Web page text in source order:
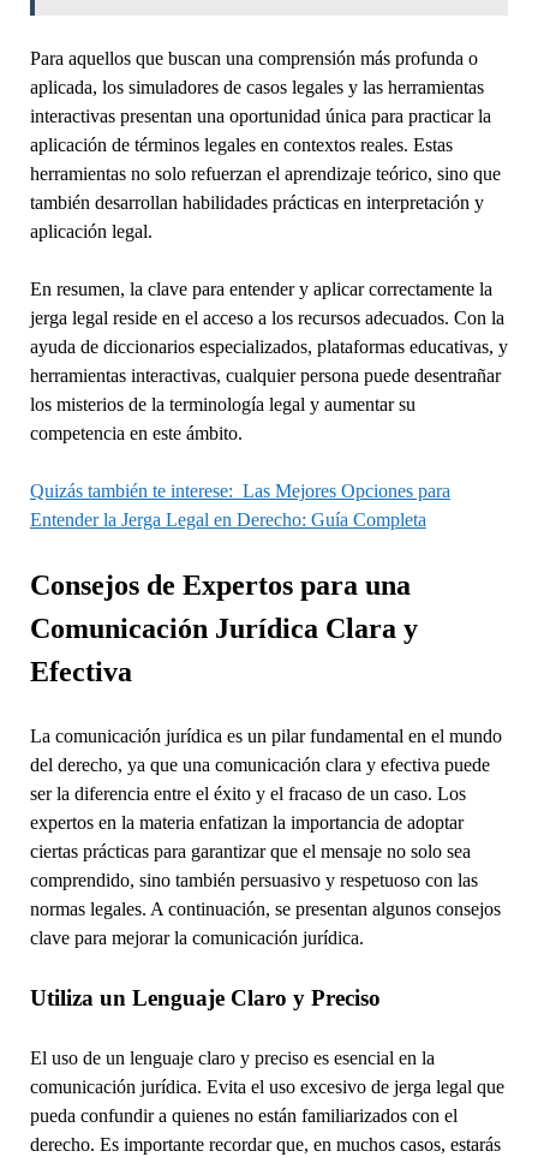
Para aquellos que buscan una comprensión más profunda o
aplicada, los simuladores de casos legales y las herramientas
interactivas presentan una oportunidad única para practicar la
aplicación de términos legales en contextos reales. Estas
herramientas no solo refuerzan el aprendizaje teórico, sino que
también desarrollan habilidades prácticas en interpretación y
aplicación legal.
En resumen, la clave para entender y aplicar correctamente la
jerga legal reside en el acceso a los recursos adecuados. Con la
ayuda de diccionarios especializados, plataformas educativas, y
herramientas interactivas, cualquier persona puede desentrañar
los misterios de la terminología legal y aumentar su
competencia en este ámbito.
Quizás también te interese: Las Mejores Opciones para
Entender la Jerga Legal en Derecho: Guía Completa
Consejos de Expertos para una
Comunicación Jurídica Clara y
Efectiva
La comunicación jurídica es un pilar fundamental en el mundo
del derecho, ya que una comunicación clara y efectiva puede
ser la diferencia entre el éxito y el fracaso de un caso. Los
expertos en la materia enfatizan la importancia de adoptar
ciertas prácticas para garantizar que el mensaje no solo sea
comprendido, sino también persuasivo y respetuoso con las
normas legales. A continuación, se presentan algunos consejos
clave para mejorar la comunicación jurídica.
Utiliza un Lenguaje Claro y Preciso
El uso de un lenguaje claro y preciso es esencial en la
comunicación jurídica. Evita el uso excesivo de jerga legal que
pueda confundir a quienes no están familiarizados con el
derecho. Es importante recordar que, en muchos casos, estarás